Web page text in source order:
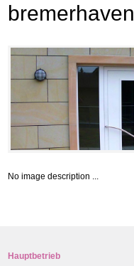
bremerhaven
No image description ...
Hauptbetrieb